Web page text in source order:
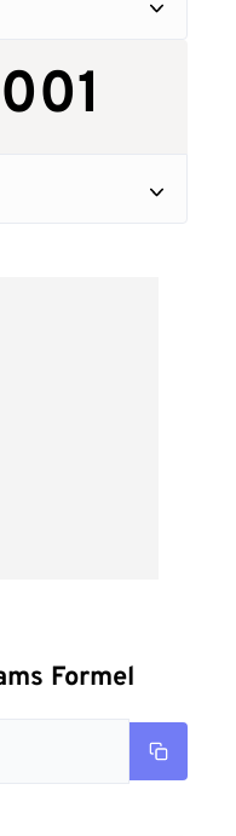
Formel